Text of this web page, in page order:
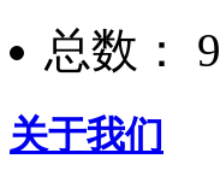
总数： 9
关于我们